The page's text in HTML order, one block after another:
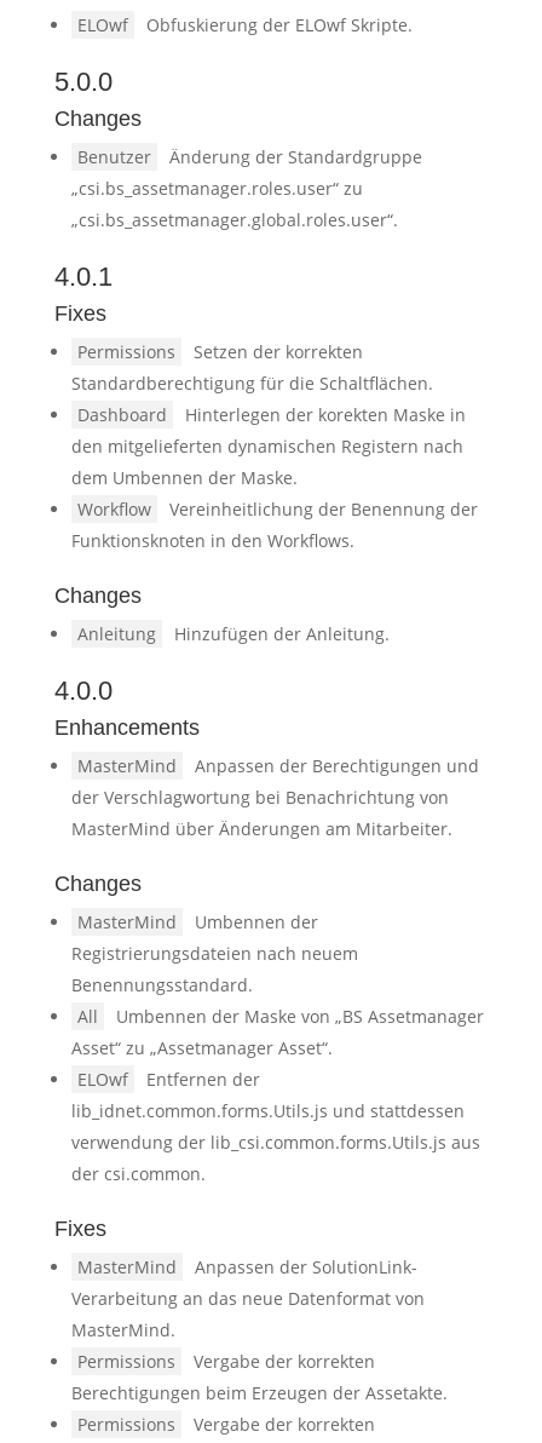
ELOwf Obfuskierung der ELOwf Skripte.
5.0.0
Changes
Benutzer
Änderung der Standardgruppe
„csi.bs_assetmanager.roles.user“ zu
„csi.bs_assetmanager.global.roles.user“.
4.0.1
Fixes
Permissions
Setzen der korrekten
Standardberechtigung für die Schaltflächen.
Dashboard
Hinterlegen der korekten Maske in
den mitgelieferten dynamischen Registern nach
dem Umbennen der Maske.
Workflow
Vereinheitlichung der Benennung der
Funktionsknoten in den Workflows.
Changes
Anleitung Hinzufügen der Anleitung.
4.0.0
Enhancements
MasterMind
Anpassen der Berechtigungen und
der Verschlagwortung bei Benachrichtung von
MasterMind über Änderungen am Mitarbeiter.
Changes
MasterMind
Umbennen der
Registrierungsdateien nach neuem
Benennungsstandard.
All
Umbennen der Maske von „BS Assetmanager
Asset“ zu „Assetmanager Asset“.
ELOwf
Entfernen der
lib_idnet.common.forms.Utils.js und stattdessen
verwendung der lib_csi.common.forms.Utils.js aus
der csi.common.
Fixes
MasterMind
Anpassen der SolutionLink-
Verarbeitung an das neue Datenformat von
MasterMind.
Permissions
Vergabe der korrekten
Berechtigungen beim Erzeugen der Assetakte.
Permissions
Vergabe der korrekten